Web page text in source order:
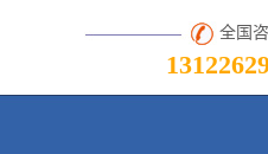
全国